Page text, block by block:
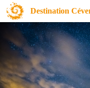
Destination
Séjour Escapade céleste